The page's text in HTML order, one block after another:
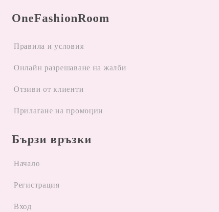
OneFashionRoom
Правила и условия
Oнлайн разрешаване на жалби
Отзиви от клиенти
Прилагане на промоции
Бързи връзки
Начало
Регистрация
Вход